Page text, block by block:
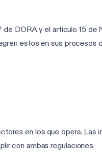
DORA y el artículo 15 de
estos en sus procesos
en los que opera. Las
con ambas regulaciones.